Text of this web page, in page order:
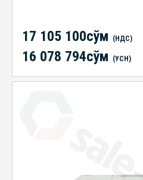
17 105 100сўм (НДС)
16 078 794сўм (УСН)